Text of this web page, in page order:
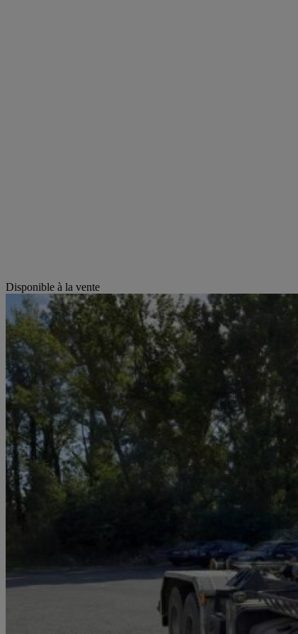
Disponible à la vente